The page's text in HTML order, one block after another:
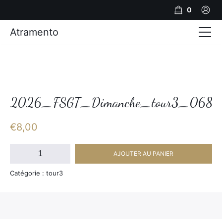
2026_FSGT_Dimanche_tour3_068
€8,00
quantité
2026_FSGT_Dimanche_tour3_068
AJOUTER AU PANIER
Catégorie : tour3
0
Atramento
Photos